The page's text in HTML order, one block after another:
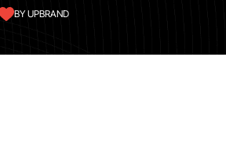
BY UPBRAND